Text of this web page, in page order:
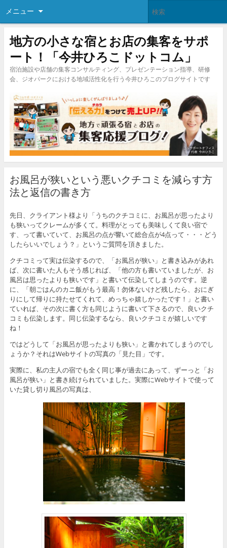
メニュー
地方の小さな宿とお店の集客をサポ
ート！「今井ひろこドットコム」
宿泊施設や店舗の集客コンサルティング、プレゼンテーション指導、研修
会、ジオパークにおける地域活性化を行う今井ひろこのブログサイトです
お風呂が狭いという悪いクチコミを減らす方
法と返信の書き方
先日、クライアント様より「うちのクチコミに、お風呂が思ったより
も狭いってクレームが多くて。料理がとっても美味しくて良い宿で
す、って書いていて、お風呂の点が響いて総合点が4点って・・・どう
したらいいでしょう？」というご質問を頂きました。
クチコミって実は伝染するので、「お風呂が狭い」と書き込みがあれ
ば、次に書いた人もそう感じれば、「他の方も書いていましたが、お
風呂は思ったよりも狭いです」と書いて伝染してしまうのです。逆
に、「朝ごはんのカニ飯がもう最高！勿体ないけど残したら、おにぎ
りにして帰りに持たせてくれて、めっちゃ嬉しかったです！」と書い
ていれば、その次に書く方も同じように書いて下さるので、良いクチ
コミも伝染します。同じ伝染するなら、良いクチコミが嬉しいです
ね！
ではどうして「お風呂が思ったよりも狭い」と書かれてしまうのでし
ょうか？それはWebサイトの写真の「見た目」です。
実際に、私の主人の宿でも全く同じ事が過去にあって、ずーっと「お
風呂が狭い」と書き続けられていました。実際にWebサイトで使って
いた貸し切り風呂の写真は、